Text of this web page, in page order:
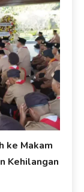
ke Makam
Kehilangan